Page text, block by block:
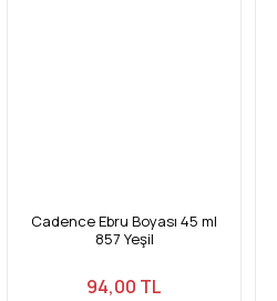
Cadence Ebru Boyası 45 ml
857 Yeşil
94,00 TL